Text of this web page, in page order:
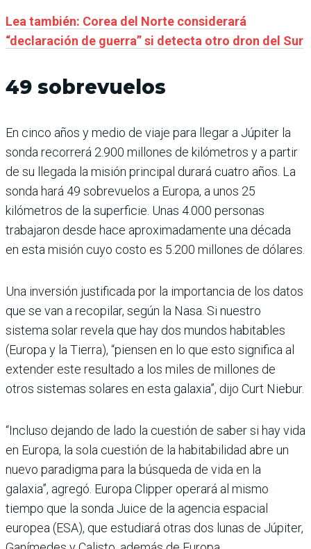
Lea también: Corea del Norte considerará
“declaración de guerra” si detecta otro dron del Sur
49 sobrevuelos
En cinco años y medio de viaje para llegar a Júpiter la
sonda recorrerá 2.900 millones de kilómetros y a partir
de su llegada la misión principal durará cuatro años. La
sonda hará 49 sobrevuelos a Europa, a unos 25
kilómetros de la superficie. Unas 4.000 personas
trabajaron desde hace aproximadamente una década
en esta misión cuyo costo es 5.200 millones de dólares.
Una inversión justificada por la importancia de los datos
que se van a recopilar, según la Nasa. Si nuestro
sistema solar revela que hay dos mundos habitables
(Europa y la Tierra), “piensen en lo que esto significa al
extender este resultado a los miles de millones de
otros sistemas solares en esta galaxia”, dijo Curt Niebur.
“Incluso dejando de lado la cuestión de saber si hay vida
en Europa, la sola cuestión de la habitabilidad abre un
nuevo paradigma para la búsqueda de vida en la
galaxia”, agregó. Europa Clipper operará al mismo
tiempo que la sonda Juice de la agencia espacial
europea (ESA), que estudiará otras dos lunas de Júpiter,